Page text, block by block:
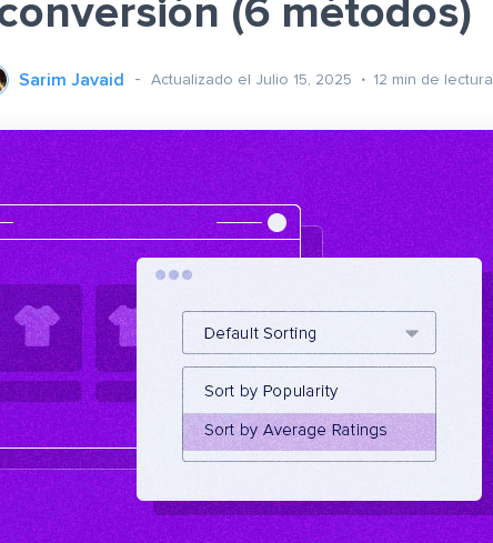
(6 métodos)
Sarim Javaid Actualizado el Julio 15, 2025 12 min de lectura